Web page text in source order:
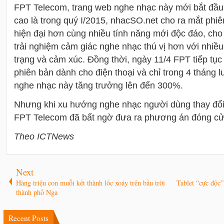
FPT Telecom, trang web nghe nhạc này mới bắt
cao là trong quý I/2015, nhacSO.net cho ra mắt
hiện đại hơn cùng nhiều tính năng mới độc đáo,
trải nghiệm cảm giác nghe nhạc thú vị hơn với
trạng và cảm xúc. Đồng thời, ngày 11/4 FPT tiếp
phiên bản dành cho điện thoại và chỉ trong 4 tháng
nghe nhạc này tăng trưởng lên đến 300%.
Nhưng khi xu hướng nghe nhạc người dùng thay
FPT Telecom đã bất ngờ đưa ra phương án đóng
Theo ICTNews
Next
Hàng triệu con muỗi kết thành lốc xoáy trên bầu trời
thành phố Nga
Tablet “cực
Recent Posts